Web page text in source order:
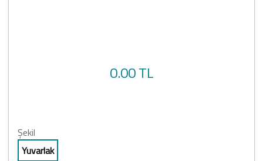
0.00 TL
Şekil
Yuvarlak